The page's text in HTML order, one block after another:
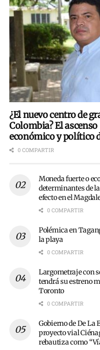
¿El nuevo centro de
Colombia? El ascenso
económico y político
0 COMPARTIR
Moneda fuerte o
determinantes de
efecto en el
0 COMPARTIR
Polémica en
la playa
0 COMPARTIR
Largometraje con
tendrá su estreno
Toronto
0 COMPARTIR
Gobierno de De La
proyecto vial
rebautiza como